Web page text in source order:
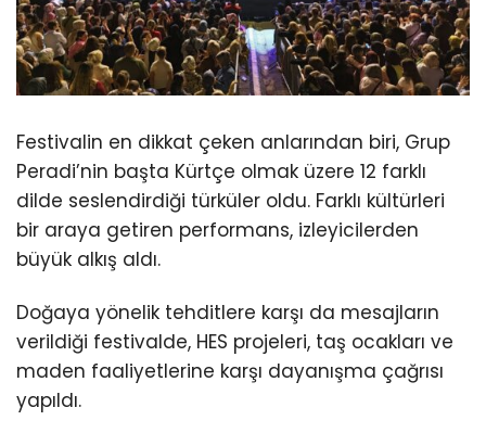
Festivalin en dikkat çeken anlarından biri, Grup
Peradi’nin başta Kürtçe olmak üzere 12 farklı
dilde seslendirdiği türküler oldu. Farklı kültürleri
bir araya getiren performans, izleyicilerden
büyük alkış aldı.
Doğaya yönelik tehditlere karşı da mesajların
verildiği festivalde, HES projeleri, taş ocakları ve
maden faaliyetlerine karşı dayanışma çağrısı
yapıldı.